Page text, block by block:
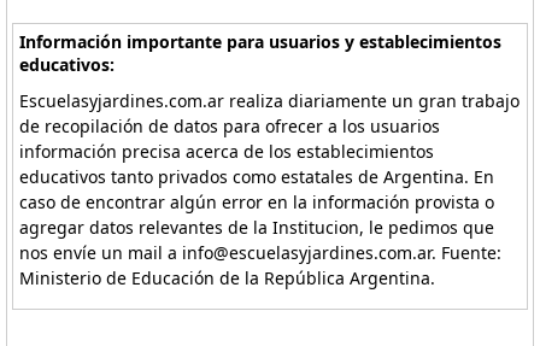
Información importante para usuarios y establecimientos
educativos:
Escuelasyjardines.com.ar realiza diariamente un gran trabajo
de recopilación de datos para ofrecer a los usuarios
información precisa acerca de los establecimientos
educativos tanto privados como estatales de Argentina. En
caso de encontrar algún error en la información provista o
agregar datos relevantes de la Institucion, le pedimos que
nos envíe un mail a info@escuelasyjardines.com.ar. Fuente:
Ministerio de Educación de la República Argentina.